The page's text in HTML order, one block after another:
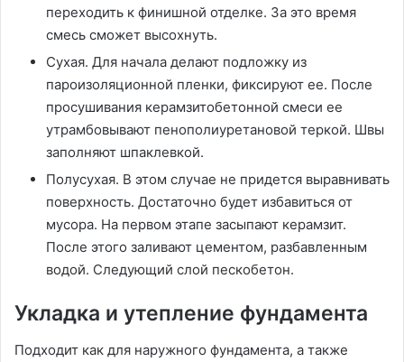
переходить к финишной отделке. За это время
смесь сможет высохнуть.
Сухая. Для начала делают подложку из
пароизоляционной пленки, фиксируют ее. После
просушивания керамзитобетонной смеси ее
утрамбовывают пенополиуретановой теркой. Швы
заполняют шпаклевкой.
Полусухая. В этом случае не придется выравнивать
поверхность. Достаточно будет избавиться от
мусора. На первом этапе засыпают керамзит.
После этого заливают цементом, разбавленным
водой. Следующий слой пескобетон.
Укладка и утепление фундамента
Подходит как для наружного фундамента, а также